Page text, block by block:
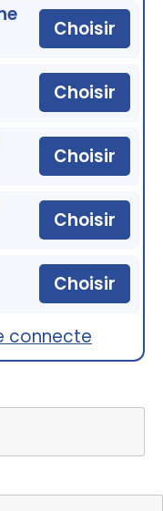
Choisir
Choisir
Choisir
Choisir
Choisir
connecte